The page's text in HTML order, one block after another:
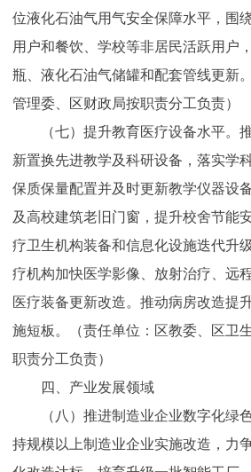
位液化石油气用气安全保障水平，围
用户和餐饮、学校等非居民活跃用户
瓶、液化石油气储罐和配套管线更新
管理委、区财政局按职责分工负责）
（七）提升教育医疗设备水平。推
新置换先进教学及科研设备，落实学
保质保量配置并及时更新教学仪器设
及高校建筑老旧门窗，提升校舍节能
疗卫生机构装备和信息化设施迭代升
疗机构加快医学影像、放射治疗、远
医疗装备更新改造。推动病房改造提
施短板。（责任单位：区教委、区卫
职责分工负责）
四、产业发展领域
（八）推进制造业企业数字化绿色
持规模以上制造业企业实施改造，力